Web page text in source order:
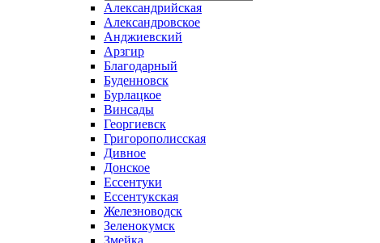
Александрийская
Александровское
Анджиевский
Арзгир
Благодарный
Буденновск
Бурлацкое
Винсады
Георгиевск
Григорополисская
Дивное
Донское
Ессентуки
Ессентукская
Железноводск
Зеленокумск
Змейка